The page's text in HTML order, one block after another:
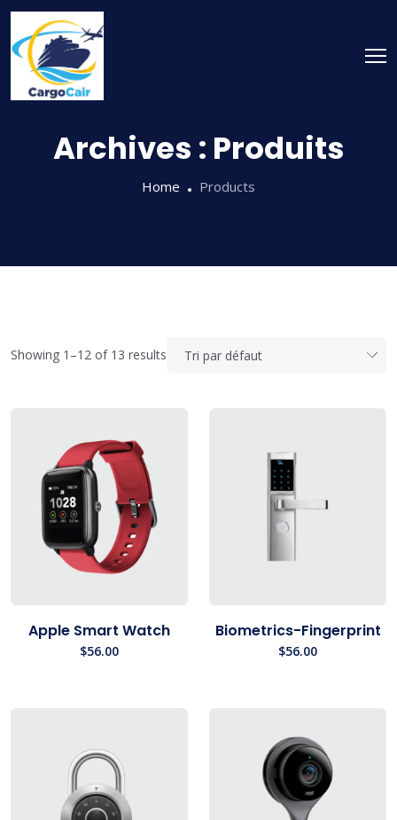
Skip
content
Archives : Produits
Home Products
Showing 1–12 of 13 results
Apple Smart Watch
$56.00
Biometrics-Fingerprint
$56.00